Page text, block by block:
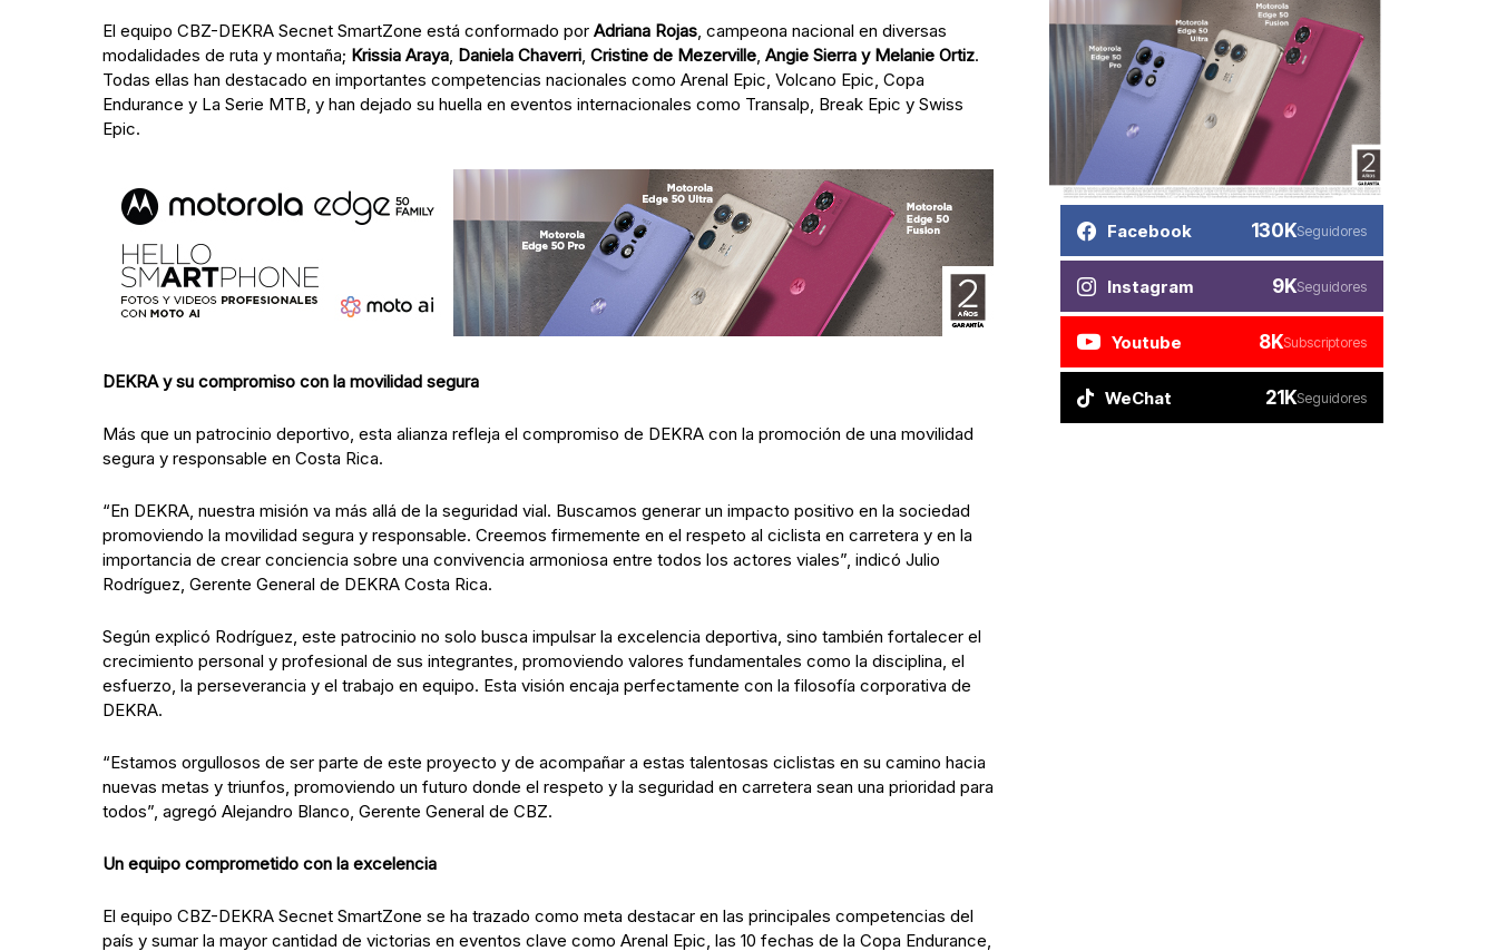
El equipo CBZ-DEKRA Secnet SmartZone está conformado por Adriana Rojas, campeona nacional en diversas
modalidades de ruta y montaña; Krissia Araya, Daniela Chaverri, Cristine de Mezerville, Angie Sierra y Melanie Ortiz.
Todas ellas han destacado en importantes competencias nacionales como Arenal Epic, Volcano Epic, Copa
Endurance y La Serie MTB, y han dejado su huella en eventos internacionales como Transalp, Break Epic y Swiss
Epic.
DEKRA y su compromiso con la movilidad segura
Más que un patrocinio deportivo, esta alianza refleja el compromiso de DEKRA con la promoción de una movilidad
segura y responsable en Costa Rica.
“En DEKRA, nuestra misión va más allá de la seguridad vial. Buscamos generar un impacto positivo en la sociedad
promoviendo la movilidad segura y responsable. Creemos firmemente en el respeto al ciclista en carretera y en la
importancia de crear conciencia sobre una convivencia armoniosa entre todos los actores viales”, indicó Julio
Rodríguez, Gerente General de DEKRA Costa Rica.
Según explicó Rodríguez, este patrocinio no solo busca impulsar la excelencia deportiva, sino también fortalecer el
crecimiento personal y profesional de sus integrantes, promoviendo valores fundamentales como la disciplina, el
esfuerzo, la perseverancia y el trabajo en equipo. Esta visión encaja perfectamente con la filosofía corporativa de
DEKRA.
“Estamos orgullosos de ser parte de este proyecto y de acompañar a estas talentosas ciclistas en su camino hacia
nuevas metas y triunfos, promoviendo un futuro donde el respeto y la seguridad en carretera sean una prioridad para
todos”, agregó Alejandro Blanco, Gerente General de CBZ.
Un equipo comprometido con la excelencia
El equipo CBZ-DEKRA Secnet SmartZone se ha trazado como meta destacar en las principales competencias del
país y sumar la mayor cantidad de victorias en eventos clave como Arenal Epic, las 10 fechas de la Copa Endurance,
Facebook 130KSeguidores
Instagram 9KSeguidores
Youtube 8KSubscriptores
WeChat 21KSeguidores